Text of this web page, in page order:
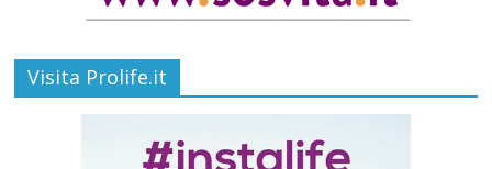
Visita Prolife.it